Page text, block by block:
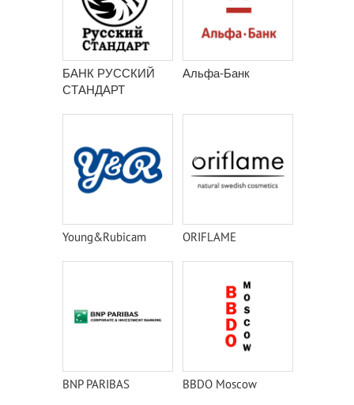
БАНК РУССКИЙ
СТАНДАРТ
Альфа-Банк
Young&Rubicam ORIFLAME
BNP PARIBAS BBDO Moscow